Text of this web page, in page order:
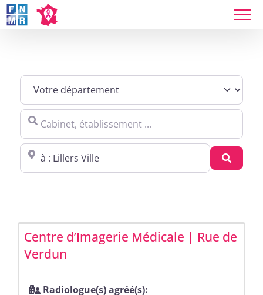
Skip
to
Cabinet, établissement ...
Proche de : ville, cp, lieu ...
Centre d’Imagerie Médicale | Rue de
Verdun
Radiologue(s) agréé(s):